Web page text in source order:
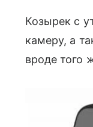
Козырек c
камеру, а
вроде того